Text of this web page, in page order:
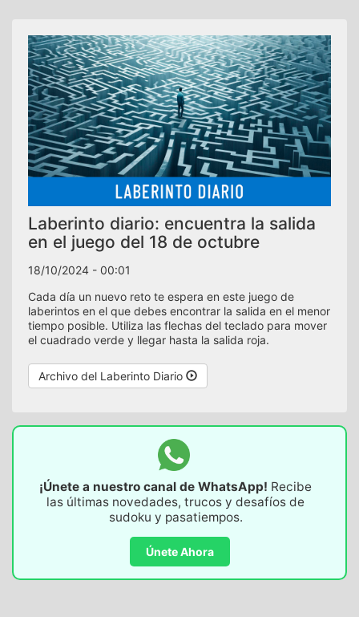
Laberinto diario: encuentra la salida
en el juego del 18 de octubre
18/10/2024 - 00:01
Cada día un nuevo reto te espera en este juego de
laberintos en el que debes encontrar la salida en el menor
tiempo posible. Utiliza las flechas del teclado para mover
el cuadrado verde y llegar hasta la salida roja.
Archivo del Laberinto Diario
¡Únete a nuestro canal de WhatsApp! Recibe
las últimas novedades, trucos y desafíos de
sudoku y pasatiempos.
Únete Ahora